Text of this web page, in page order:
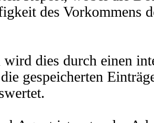
des Vorkommens
dies durch einen
gespeicherten